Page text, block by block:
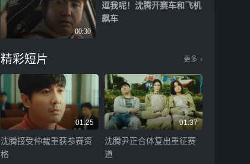
00:30
逗我呢！沈腾开赛车和飞机
飙车
精彩短片 更多 ›
01:25
沈腾接受仲裁重获参赛资
格
01:37
沈腾尹正合体复出重征赛
道